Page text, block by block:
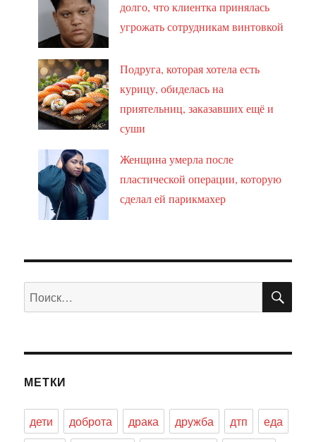
долго, что клиентка принялась
угрожать сотрудникам винтовкой
Подруга, которая хотела есть
курицу, обиделась на
приятельниц, заказавших ещё и
суши
Женщина умерла после
пластической операции, которую
сделал ей парикмахер
Искать:
МЕТКИ
дети доброта драка дружба дтп
еда